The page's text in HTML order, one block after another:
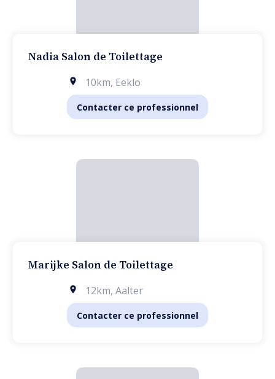
Nadia Salon de Toilettage
10km, Eeklo
Contacter ce professionnel
Marijke Salon de Toilettage
12km, Aalter
Contacter ce professionnel